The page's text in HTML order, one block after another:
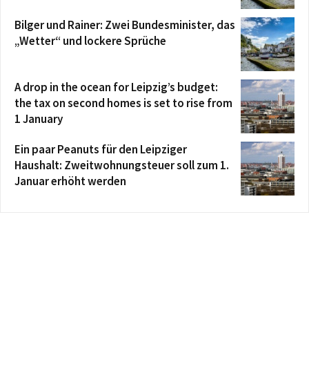
Bilger und Rainer: Zwei Bundesminister, das
„Wetter“ und lockere Sprüche
A drop in the ocean for Leipzig’s budget:
the tax on second homes is set to rise from
1 January
Ein paar Peanuts für den Leipziger
Haushalt: Zweitwohnungsteuer soll zum 1.
Januar erhöht werden